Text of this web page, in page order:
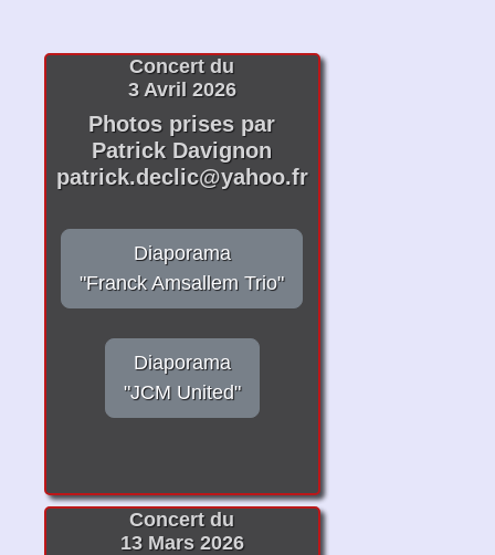
Concert du
3 Avril 2026
Photos prises par
Patrick Davignon
patrick.declic@yahoo.fr
Diaporama
"Franck Amsallem Trio"
Diaporama
"JCM United"
Concert du
13 Mars 2026